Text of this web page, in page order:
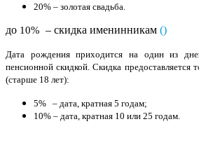
20% – золотая свадьба.
до 10% – скидка именинникам ()
Дата рождения приходится на один из
пенсионной скидкой. Скидка предоставляется
(старше 18 лет):
5% – дата, кратная 5 годам;
10% – дата, кратная 10 или 25 годам.